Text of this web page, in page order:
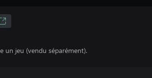
un jeu (vendu séparément).